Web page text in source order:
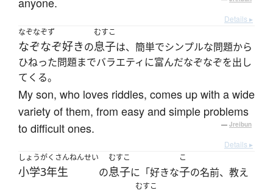
Details ▸
なぞなぞず
なぞなぞ好きの
むすこ
息子は、簡単でシンプルな問題から
ひねった問題までバラエティに富んだなぞなぞを出し
てくる。
My son, who loves riddles, comes up with a wide
variety of them, from easy and simple problems
to difficult ones.
— Jreibun
Details ▸
しょうがくさんねんせい
小学3年生 の
むすこ
息子に「好きな
こ
子の名前、教え
むすこ